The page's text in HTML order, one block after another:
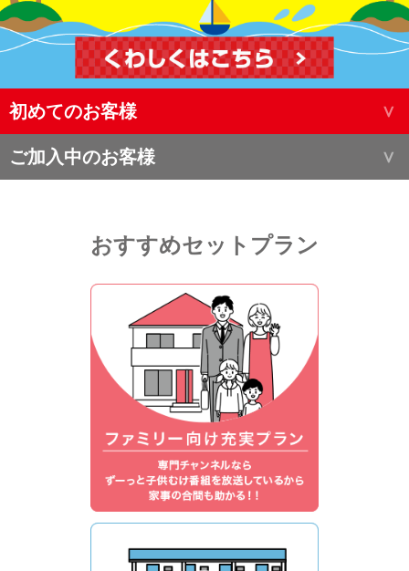
初めてのお客様
ご加入中のお客様
おすすめセットプラン